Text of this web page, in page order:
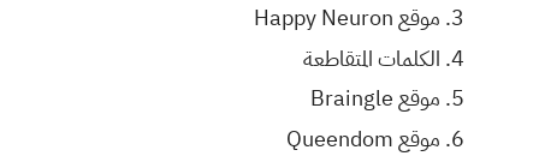
موقع Happy Neuron
الكلمات المتقاطعة
موقع Braingle
موقع Queendom